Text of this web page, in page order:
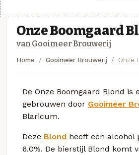
Onze Boomgaard
van Gooimeer Brouwerij
Home Gooimeer Brouwerij Onze
De Onze Boomgaard Blond is
gebrouwen door Gooimeer
Blaricum.
Deze Blond heeft een alcohol
6.0%. De bierstijl Blond komt